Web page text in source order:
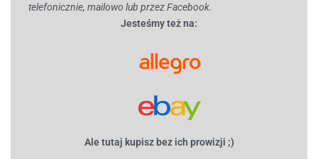
telefonicznie, mailowo lub przez Facebook.
Jesteśmy też na:
Ale tutaj kupisz bez ich prowizji ;)